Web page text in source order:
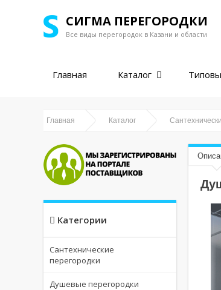
СИГМА ПЕРЕГОРОДКИ
Все виды перегородок в Казани и области
Главная Каталог
Главная Каталог
Категории
Сантехнические
перегородки
Душевые перегородки